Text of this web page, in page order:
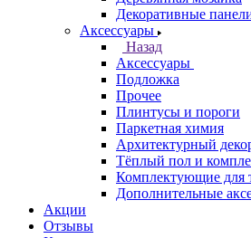
Декоративные
Аксессуары
Назад
Аксессуары
Подложка
Прочее
Плинтусы и пороги
Паркетная химия
Архитектурный
Тёплый пол и
Комплектующие для
Дополнительные
Акции
Отзывы